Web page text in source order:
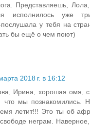
Представляешь,
исполнилось уже
послушала у тебя на
бы ещё о чем поют)
2018 г. в 16:12
Ирина, хорошая омя,
что мы познакомились.
летит!!! Это ты об
неграм. Наверное,